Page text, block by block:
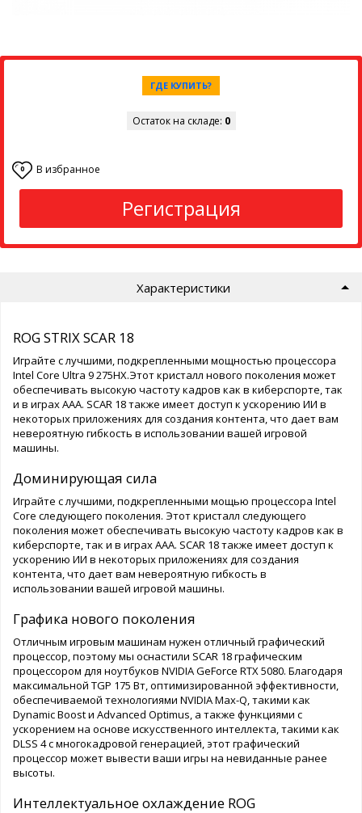
ГДЕ КУПИТЬ?
Остаток на складе: 0
0 В избранное
Регистрация
Характеристики
ROG STRIX SCAR 18
Играйте с лучшими, подкрепленными мощностью процессора
Intel Core Ultra 9 275HX.Этот кристалл нового поколения может
обеспечивать высокую частоту кадров как в киберспорте, так
и в играх AAA. SCAR 18 также имеет доступ к ускорению ИИ в
некоторых приложениях для создания контента, что дает вам
невероятную гибкость в использовании вашей игровой
машины.
Доминирующая сила
Играйте с лучшими, подкрепленными мощью процессора Intel
Core следующего поколения. Этот кристалл следующего
поколения может обеспечивать высокую частоту кадров как в
киберспорте, так и в играх AAA. SCAR 18 также имеет доступ к
ускорению ИИ в некоторых приложениях для создания
контента, что дает вам невероятную гибкость в
использовании вашей игровой машины.
Графика нового поколения
Отличным игровым машинам нужен отличный графический
процессор, поэтому мы оснастили SCAR 18 графическим
процессором для ноутбуков NVIDIA GeForce RTX 5080. Благодаря
максимальной TGP 175 Вт, оптимизированной эффективности,
обеспечиваемой технологиями NVIDIA Max-Q, такими как
Dynamic Boost и Advanced Optimus, а также функциями с
ускорением на основе искусственного интеллекта, такими как
DLSS 4 с многокадровой генерацией, этот графический
процессор может вывести ваши игры на невиданные ранее
высоты.
Интеллектуальное охлаждение ROG